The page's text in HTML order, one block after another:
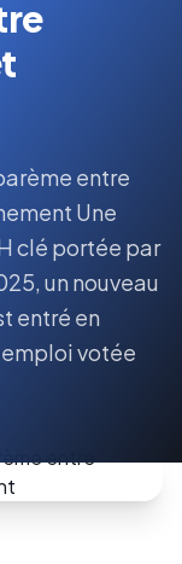
entre
Une
clé portée par
un nouveau
entré en
votée